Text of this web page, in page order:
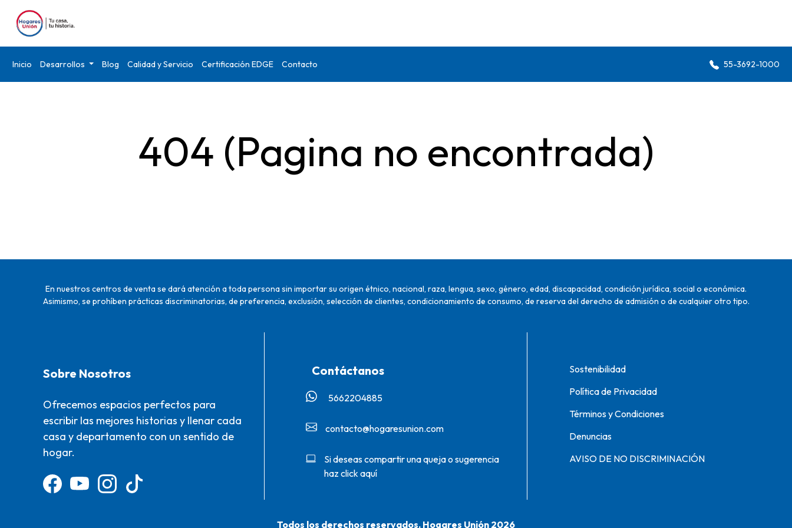
Inicio Desarrollos Blog Calidad y Servicio Certificación EDGE Contacto 55-3692-1000
404 (Pagina no encontrada)
En nuestros centros de venta se dará atención a toda persona sin importar su origen étnico, nacional, raza, lengua, sexo, género, edad, discapacidad, condición jurídica, social o económica.
Asimismo, se prohíben prácticas discriminatorias, de preferencia, exclusión, selección de clientes, condicionamiento de consumo, de reserva del derecho de admisión o de cualquier otro tipo.
Sobre Nosotros
Ofrecemos espacios perfectos para
escribir las mejores historias y llenar cada
casa y departamento con un sentido de
hogar.
Contáctanos
5662204885‬
contacto@hogaresunion.com
Si deseas compartir una queja o sugerencia
haz click aquí
Sostenibilidad
Política de Privacidad
Términos y Condiciones
Denuncias
AVISO DE NO DISCRIMINACIÓN
Todos los derechos reservados. Hogares Unión 2026